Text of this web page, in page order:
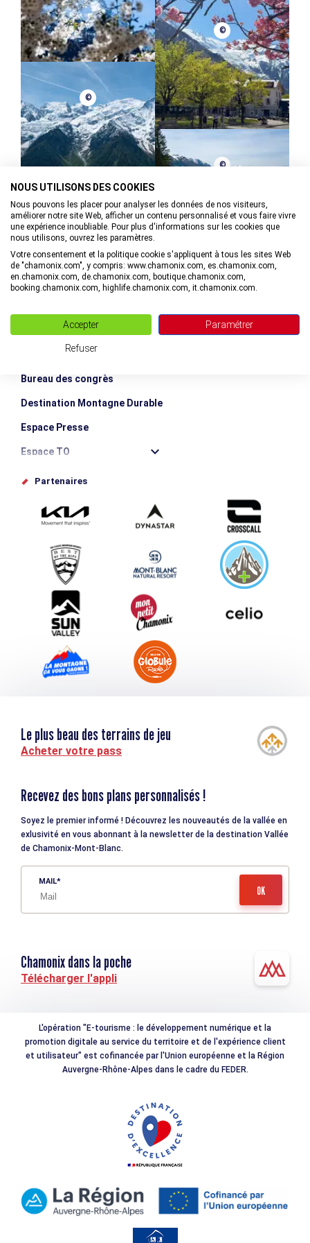
©
©
©
Blog Vallée de Chamonix
Boutique en ligne
Bureau des congrès
Destination Montagne Durable
Espace Presse
Espace TO
Offices de tourisme
Proposez votre évènement
Service groupes et séminaires
Téléchargements
Tourisme et handicap
Partenaires
Le plus beau des terrains de jeu
Acheter votre pass
Recevez des bons plans personnalisés !
Soyez le premier informé ! Découvrez les nouveautés de la vallée en
exlusivité en vous abonnant à la newsletter de la destination Vallée
de Chamonix-Mont-Blanc.
MAIL
Chamonix dans la poche
Télécharger l'appli
L'opération "E-tourisme : le développement numérique et la
promotion digitale au service du territoire et de l'expérience client
et utilisateur" est cofinancée par l'Union européenne et la Région
Auvergne-Rhône-Alpes dans le cadre du FEDER.
NOUS UTILISONS DES COOKIES
Nous pouvons les placer pour analyser les données de nos visiteurs,
améliorer notre site Web, afficher un contenu personnalisé et vous faire vivre
une expérience inoubliable. Pour plus d'informations sur les cookies que
nous utilisons, ouvrez les paramètres.
Votre consentement et la politique cookie s'appliquent à tous les sites Web
de "chamonix.com", y compris: www.chamonix.com, es.chamonix.com,
en.chamonix.com, de.chamonix.com, boutique.chamonix.com,
booking.chamonix.com, highlife.chamonix.com, it.chamonix.com.
Accepter Paramétrer
Refuser